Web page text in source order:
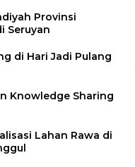
Provinsi
Seruyan
di Hari Jadi Pulang
Knowledge Sharing
Lahan Rawa di